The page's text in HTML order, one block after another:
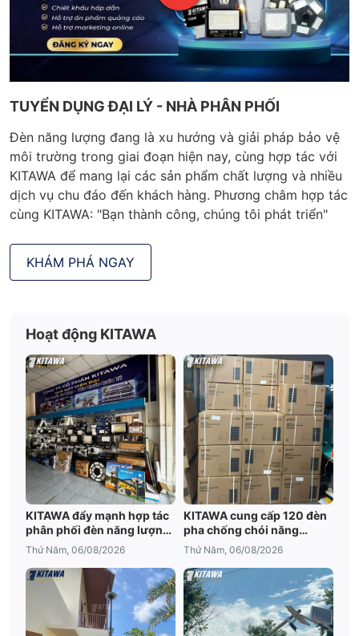
TUYỂN DỤNG ĐẠI LÝ - NHÀ PHÂN PHỐI
Đèn năng lượng đang là xu hướng và giải pháp bảo vệ
môi trường trong giai đoạn hiện nay, cùng hợp tác với
KITAWA để mang lại các sản phẩm chất lượng và nhiều
dịch vụ chu đáo đến khách hàng. Phương châm hợp tác
cùng KITAWA: "Bạn thành công, chúng tôi phát triển"
KHÁM PHÁ NGAY
Hoạt động KITAWA
KITAWA đẩy mạnh hợp tác
phân phối đèn năng lượng
mặt trời An Giang
Thứ Năm, 06/08/2026
KITAWA cung cấp 120 đèn
pha chống chói năng
lượng mặt trời cho trại tôm
Bạc Liêu
Thứ Năm, 06/08/2026